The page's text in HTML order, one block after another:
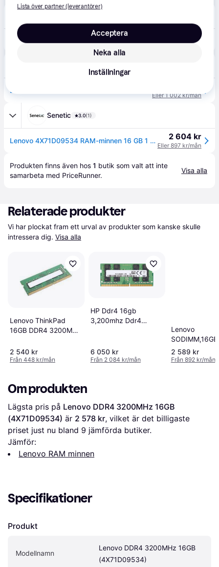
CDON
LENOVO ThinkPad 16GB DDR4 SoDI 2 711 kr
7-8 dagar
Eller 1 002 kr/mån
Senetic 3.0(1)
Lenovo 4X71D09534 RAM-minnen 16 GB 1 x 16 GB DDR4 260-pin 4X71D09534 2 604 kr
Eller 897 kr/mån
Produkten finns även hos 1 butik som valt att inte
samarbeta med PriceRunner.
Visa alla
Relaterade produkter
Vi har plockat fram ett urval av produkter som kanske skulle
intressera dig. Visa alla
Lenovo ThinkPad
16GB DDR4 3200MHz
2 540 kr
Från 448 kr/mån
HP Ddr4 16gb
3,200mhz Ddr4
6 050 kr
Från 2 084 kr/mån
Lenovo
3200
2 589 kr
Från 892 kr/mån
Om produkten
Lägsta pris på Lenovo DDR4 3200MHz 16GB
(4X71D09534) är 2 578 kr, vilket är det billigaste
priset just nu bland 9 jämförda butiker.
Jämför:
Lenovo RAM minnen
Specifikationer
Produkt
Modellnamn
Lenovo DDR4 3200MHz 16GB
(4X71D09534)
Lista över partner (leverantörer)
Neka alla
Acceptera
Inställningar